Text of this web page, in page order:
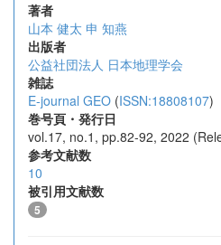
著者
山本 健太 申 知燕
出版者
公益社団法人 日本地理学会
雑誌
E-journal GEO (ISSN:18808107)
巻号頁・発行日
vol.17, no.1, pp.82-92, 2022
参考文献数
10
被引用文献数
5